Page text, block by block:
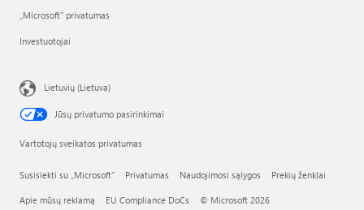
„Microsoft“ privatumas
Investuotojai
Lietuvių (Lietuva)
Jūsų privatumo pasirinkimai
Vartotojų sveikatos privatumas
Susisiekti su „Microsoft“ Privatumas Naudojimosi sąlygos Prekių ženklai
Apie mūsų reklamą EU Compliance DoCs © Microsoft 2026